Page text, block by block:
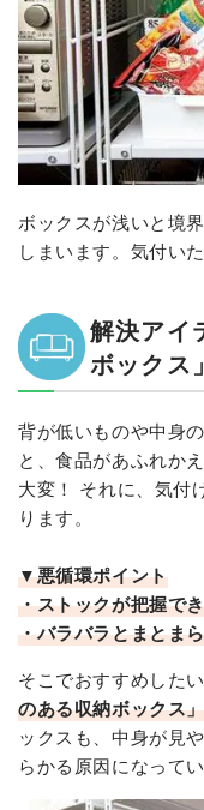
ボックスが浅いと境
しまいます。気付い
解決アイ
ボックス
背が低いものや中身
と、食品があふれか
大変！ それに、気付
ります。
▼悪循環ポイント
・ストックが把握で
・バラバラとまとま
そこでおすすめしたい
のある収納ボックス」
ックスも、中身が見
らかる原因になってい